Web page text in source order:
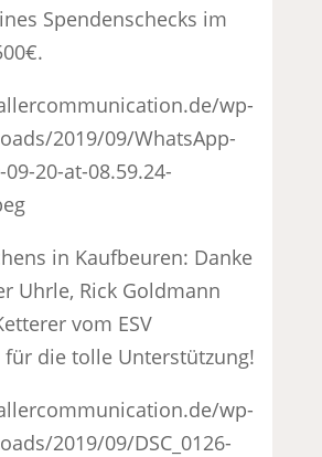
Spendenschecks im
wp-
2019/09/WhatsApp-
20-at-08.59.24-
in Kaufbeuren: Danke
Uhrle, Rick Goldmann
vom ESV
für die tolle Unterstützung!
wp-
2019/09/DSC_0126-